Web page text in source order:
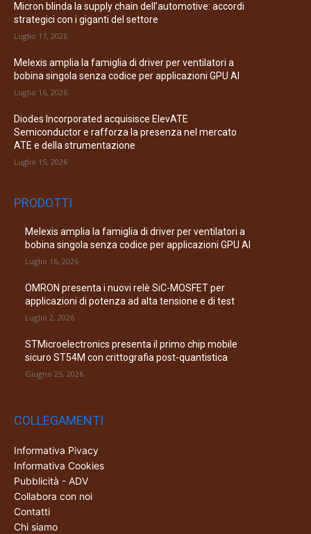
Micron blinda la supply chain dell’automotive: accordi
strategici con i giganti del settore
Luglio 17, 2026
Melexis amplia la famiglia di driver per ventilatori a
bobina singola senza codice per applicazioni GPU AI
Luglio 16, 2026
Diodes Incorporated acquisisce ElevATE
Semiconductor e rafforza la presenza nel mercato
ATE e della strumentazione
Luglio 15, 2026
PRODOTTI
Melexis amplia la famiglia di driver per ventilatori a
bobina singola senza codice per applicazioni GPU AI
Luglio 16, 2026
OMRON presenta i nuovi relè SiC-MOSFET per
applicazioni di potenza ad alta tensione e di test
Luglio 2, 2026
STMicroelectronics presenta il primo chip mobile
sicuro ST54M con crittografia post-quantistica
Giugno 25, 2026
COLLEGAMENTI
Informativa Pivacy
Informativa Cookies
Pubblicità - ADV
Collabora con noi
Contatti
Chi siamo